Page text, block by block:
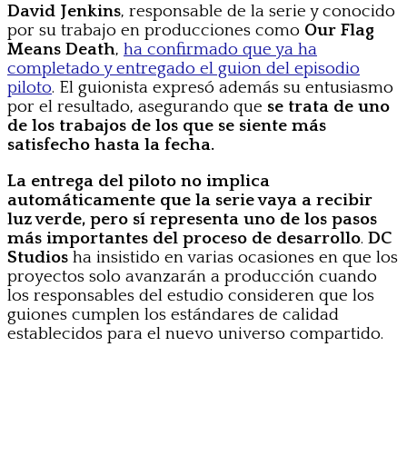
David Jenkins, responsable de la serie y conocido
por su trabajo en producciones como Our Flag
Means Death, ha confirmado que ya ha
completado y entregado el guion del episodio
piloto. El guionista expresó además su entusiasmo
por el resultado, asegurando que se trata de uno
de los trabajos de los que se siente más
satisfecho hasta la fecha.
La entrega del piloto no implica
automáticamente que la serie vaya a recibir
luz verde, pero sí representa uno de los pasos
más importantes del proceso de desarrollo. DC
Studios ha insistido en varias ocasiones en que los
proyectos solo avanzarán a producción cuando
los responsables del estudio consideren que los
guiones cumplen los estándares de calidad
establecidos para el nuevo universo compartido.